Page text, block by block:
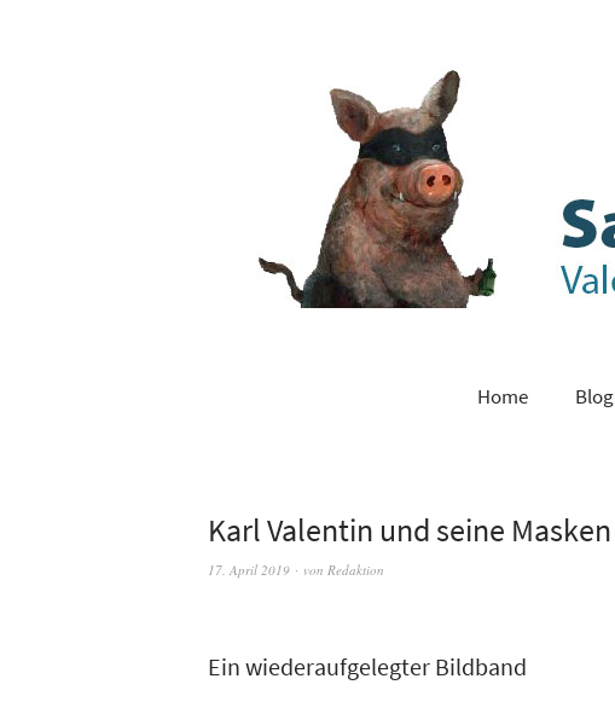
Home Blog
Karl Valentin und seine Masken
17. April 2019 von Redaktion
Ein wiederaufgelegter Bildband